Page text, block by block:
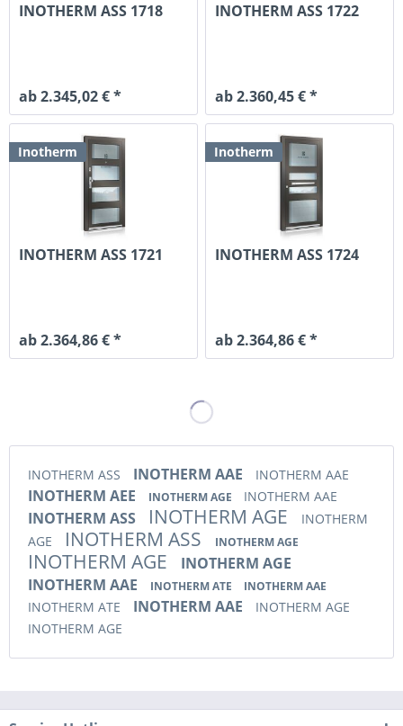
INOTHERM ASS 1718
ab 2.345,02 € *
INOTHERM ASS 1722
ab 2.360,45 € *
Inotherm
INOTHERM ASS 1721
ab 2.364,86 € *
Inotherm
INOTHERM ASS 1724
ab 2.364,86 € *
INOTHERM ASS INOTHERM AAE INOTHERM AAE
INOTHERM AEE INOTHERM AGE INOTHERM AAE
INOTHERM ASS INOTHERM AGE
INOTHERM
AGE
INOTHERM ASS INOTHERM AGE
INOTHERM AGE
INOTHERM AGE
INOTHERM AAE
INOTHERM ATE INOTHERM AAE
INOTHERM ATE INOTHERM AAE
INOTHERM AGE
INOTHERM AGE